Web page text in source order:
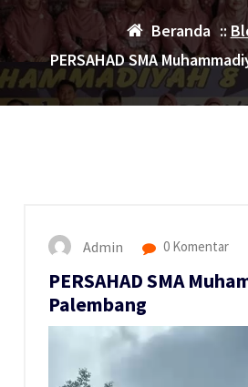
Beranda ::
PERSAHAD SMA
Admin 0 Komentar
PERSAHAD SMA
Palembang